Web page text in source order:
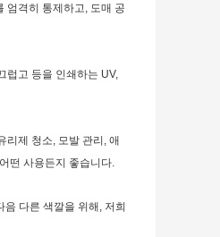
엄격히 통제하고, 도매 공
럽고 등을 인쇄하는 UV,
리제 청소, 모발 관리, 애
떤 사용든지 좋습니다.
다른 색깔을 위해, 저희